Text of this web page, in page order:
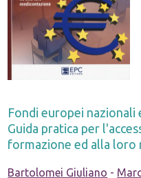
Fondi europei
Guida pratica per
formazione ed alla loro
Bartolomei Giuliano -